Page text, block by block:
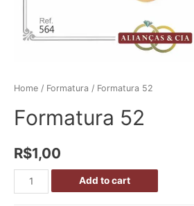
Home / Formatura / Formatura 52
Formatura 52
R$1,00
Add to cart